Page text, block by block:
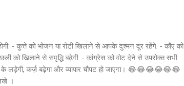
- कुत्ते को भोजन या रोटी खिलाने से आपके दुश्मन दूर रहेंगे. - कौए को
को खिलाने से समृद्धि बढ़ेगी. - कांग्रेस को वोट देने से उपरोक्त सभी
के लड़ेगी, कर्ज़ बढ़ेगा और व्यापार चौपट हो जाएगा। 😂😂😂😂😂😂
।